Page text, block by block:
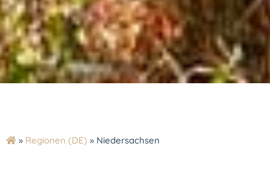
» Regionen (DE) » Niedersachsen